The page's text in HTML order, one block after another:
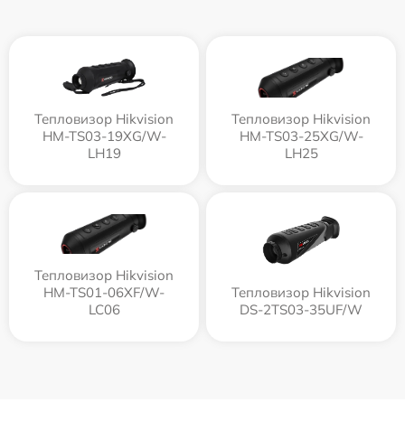
Тепловизор Hikvision
HM-TS03-19XG/W-
LH19
Тепловизор Hikvision
HM-TS03-25XG/W-
LH25
Тепловизор Hikvision
HM-TS01-06XF/W-
LC06
Тепловизор Hikvision
DS-2TS03-35UF/W